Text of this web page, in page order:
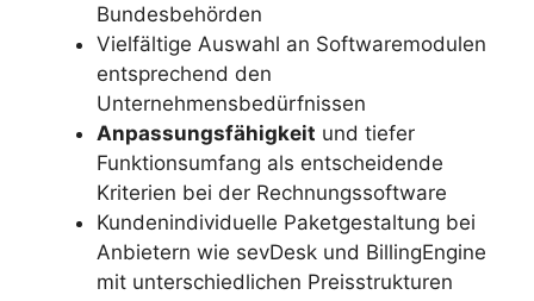
Bundesbehörden
Vielfältige Auswahl an Softwaremodulen
entsprechend den
Unternehmensbedürfnissen
Anpassungsfähigkeit und tiefer
Funktionsumfang als entscheidende
Kriterien bei der Rechnungssoftware
Kundenindividuelle Paketgestaltung bei
Anbietern wie sevDesk und BillingEngine
mit unterschiedlichen Preisstrukturen